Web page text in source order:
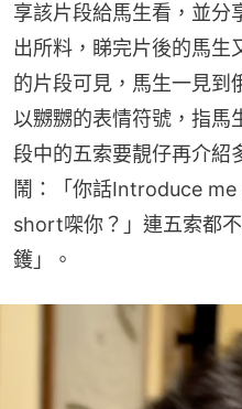
享該片段給馬生看，並分
出所料，睇完片後的馬生
的片段可見，馬生一見到
以嬲嬲的表情符號，指馬
段中的五索要靚仔再介紹
鬧：「你話Introduce
short㗎你？」連五索都
鑊」。